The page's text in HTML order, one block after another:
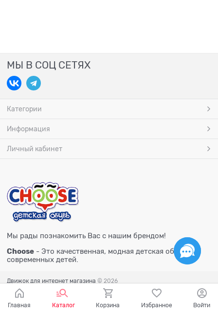
МЫ В СОЦ СЕТЯХ
Категории
Информация
Личный кабинет
Мы рады познакомить Вас с нашим брендом!
Choose - Это качественная, модная детская обувь для
современных детей.
Движок для интернет магазина © 2026
Главная Каталог Корзина Избранное Войти